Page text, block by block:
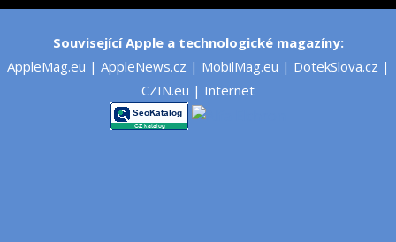
Související Apple a technologické magazíny:
AppleMag.eu | AppleNews.cz | MobilMag.eu | DotekSlova.cz |
CZIN.eu | Internet